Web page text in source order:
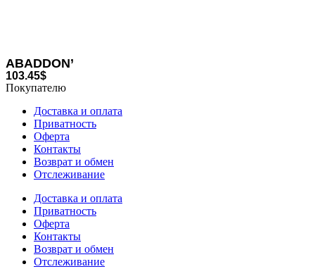
ABADDON’
103.45$
Покупателю
Доставка и оплата
Приватность
Оферта
Контакты
Возврат и обмен
Отслеживание
Доставка и оплата
Приватность
Оферта
Контакты
Возврат и обмен
Отслеживание